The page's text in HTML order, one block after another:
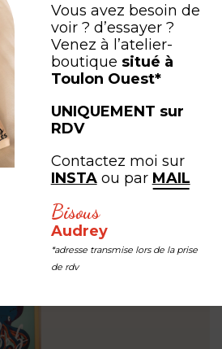
VOTRE
Vous avez besoin de
voir ? d’essayer ?
Venez à l’atelier-
boutique situé à
Toulon Ouest*
UNIQUEMENT sur
RDV
Contactez moi sur
INSTAou par MAIL
Bisous
Audrey
*adresse transmise lors de la prise
de rdv